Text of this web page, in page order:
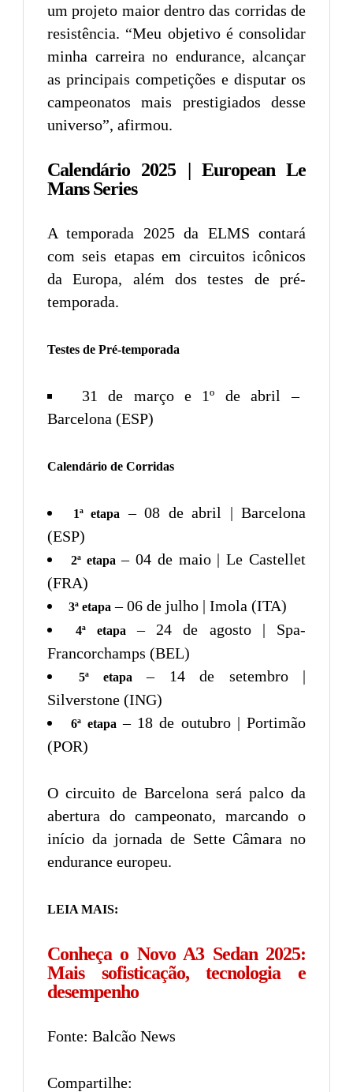
um projeto maior dentro das corridas de
resistência. “Meu objetivo é consolidar
minha carreira no endurance, alcançar
as principais competições e disputar os
campeonatos mais prestigiados desse
universo”, afirmou.
Calendário 2025 | European Le
Mans Series
A temporada 2025 da ELMS contará
com seis etapas em circuitos icônicos
da Europa, além dos testes de pré-
temporada.
Testes de Pré-temporada
31 de março e 1º de abril –
Barcelona (ESP)
Calendário de Corridas
1ª etapa
– 08 de abril | Barcelona
(ESP)
2ª etapa – 04 de maio | Le Castellet
(FRA)
3ª etapa – 06 de julho | Imola (ITA)
4ª etapa
– 24 de agosto | Spa-
Francorchamps (BEL)
5ª etapa
– 14 de setembro |
Silverstone (ING)
6ª etapa – 18 de outubro | Portimão
(POR)
O circuito de Barcelona será palco da
abertura do campeonato, marcando o
início da jornada de Sette Câmara no
endurance europeu.
LEIA MAIS:
Conheça o Novo A3 Sedan 2025:
Mais sofisticação, tecnologia e
desempenho
Fonte: Balcão News
Compartilhe: